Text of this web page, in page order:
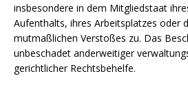
insbesondere in dem Mitgliedstaat
Aufenthalts, ihres Arbeitsplatzes oder
mutmaßlichen Verstoßes zu. Das
unbeschadet anderweitiger
gerichtlicher Rechtsbehelfe.